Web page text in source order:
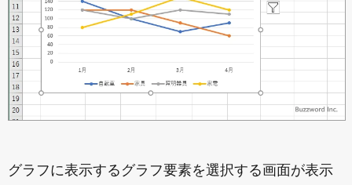
グラフに表示するグラフ要素を選択する画面が表示